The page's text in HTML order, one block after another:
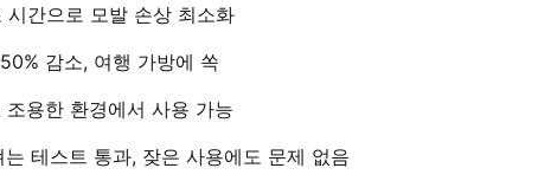
시간으로 모발 손상 최소화
감소, 여행 가방에 쏙
용한 환경에서 사용 가능
테스트 통과, 잦은 사용에도 문제 없음